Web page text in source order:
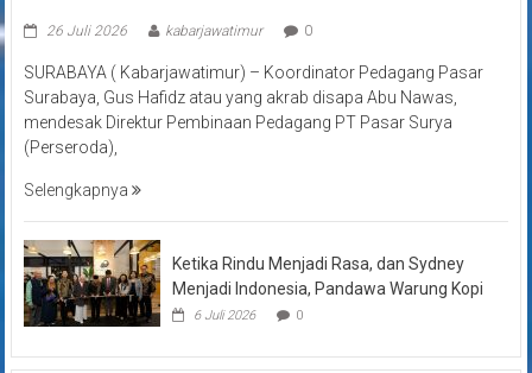
26 Juli 2026 kabarjawatimur 0
SURABAYA ( Kabarjawatimur) – Koordinator Pedagang Pasar
Surabaya, Gus Hafidz atau yang akrab disapa Abu Nawas,
mendesak Direktur Pembinaan Pedagang PT Pasar Surya
(Perseroda),
Selengkapnya
Ketika Rindu Menjadi Rasa, dan Sydney
Menjadi Indonesia, Pandawa Warung Kopi
6 Juli 2026 0